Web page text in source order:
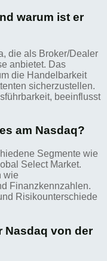
warum ist er
die als Broker/Dealer
anbietet. Das
die Handelbarkeit
sicherzustellen.
beeinflusst
am Nasdaq?
Segmente wie
Select Market.
wie
Finanzkennzahlen.
Risikounterschiede
Nasdaq von der